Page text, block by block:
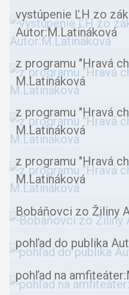
vystúpenie ĽH zo
Autor:M.Latináková
z programu "Hravá
M.Latináková
z programu "Hravá
M.Latináková
z programu "Hravá
M.Latináková
Bobáňovci zo Žiliny
pohľad do publika
pohľad na